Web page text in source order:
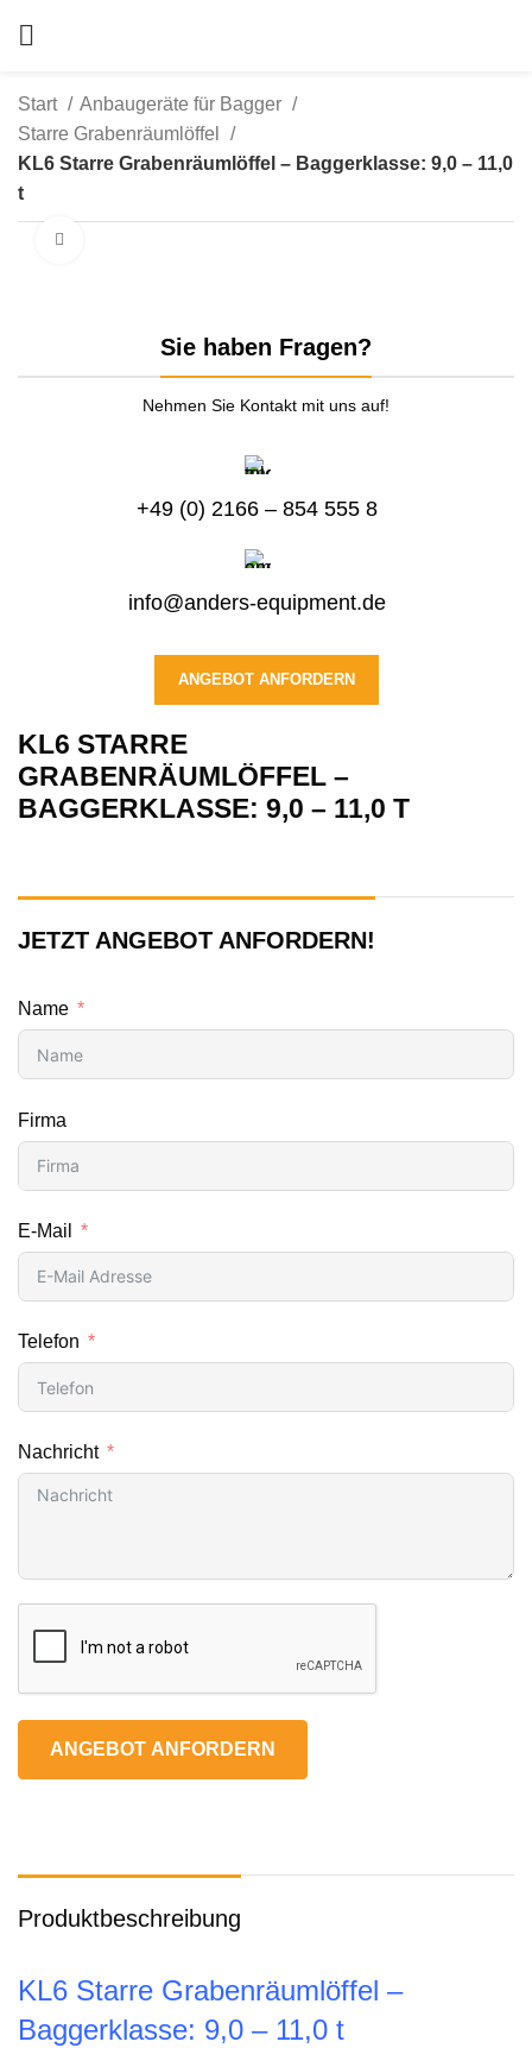
Start
Anbaugeräte für Bagger
Starre Grabenräumlöffel
KL6 Starre Grabenräumlöffel – Baggerklasse: 9,0 – 11,0
t
Sie haben Fragen?
Nehmen Sie Kontakt mit uns auf!
+49 (0) 2166 – 854 555 8
info@anders-equipment.de
ANGEBOT ANFORDERN
KL6 STARRE
GRABENRÄUMLÖFFEL –
BAGGERKLASSE: 9,0 – 11,0 T
JETZT ANGEBOT ANFORDERN!
Name
Firma
E-Mail
Telefon
Nachricht
ANGEBOT ANFORDERN
Produktbeschreibung
KL6 Starre Grabenräumlöffel –
Baggerklasse: 9,0 – 11,0 t